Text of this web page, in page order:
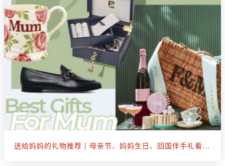
送给妈妈的礼物推荐 | 母亲节、妈妈生日、回国伴手礼看这篇就够了